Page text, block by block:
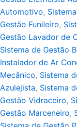
Automotivo,
Gestão Funileiro,
Gestão Lavador de
Sistema de Gestão
Instalador de Ar
Mecânico, Sistema
Azulejista, Sistema
Gestão Vidraceiro,
Gestão Marceneiro,